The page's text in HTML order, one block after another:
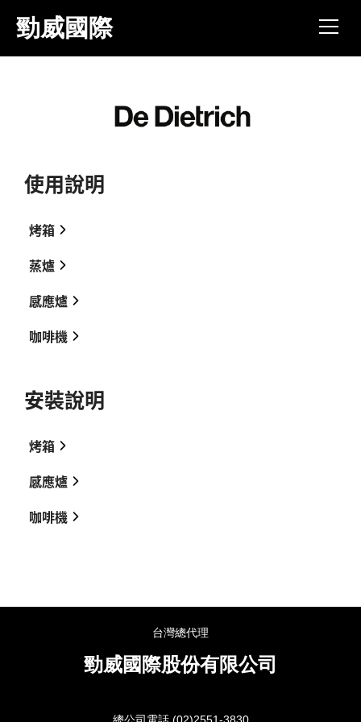
跳
到
主
勁威國際
使用說明
烤箱
旗艦款60公分智能烤箱-DOP8785A-使用說明
專業款60公分智能烤箱-DOP8574W-使用說明
46公分烤箱-DOP1145X-操作簡易說明
蒸爐
46公分蒸爐-DOV1145DG-使用說明
感應爐
65公分灰珍珠-DTI1047GC-使用說明
咖啡機
安裝說明
烤箱
旗艦款60公分智能烤箱-DOP8785A-安裝說明
感應爐
30公分雙口感應爐-DTI1101X-安裝說明
65公分灰珍珠感應爐-DTI1047GC-安裝說明
93公分灰珍珠感應爐-DTI1199GE-安裝說明
咖啡機
台灣總代理
勁威國際股份有限公司